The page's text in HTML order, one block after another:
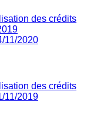
des crédits
11/2020
des crédits
11/2019